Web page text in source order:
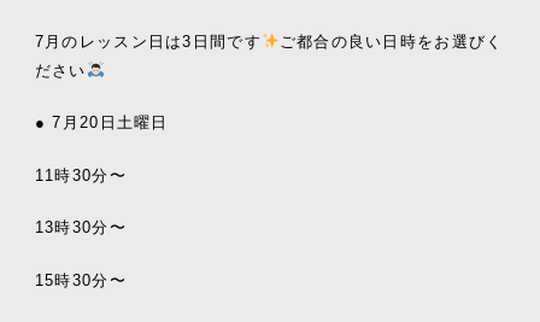
7月のレッスン日は3日間です
ご都合の良い日時をお選びく
ださい
● 7月20日土曜日
11時30分〜
13時30分〜
15時30分〜